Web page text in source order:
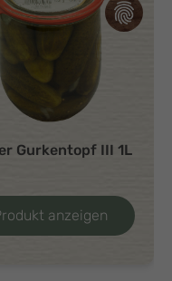
Gurkentopf III 1L
anzeigen